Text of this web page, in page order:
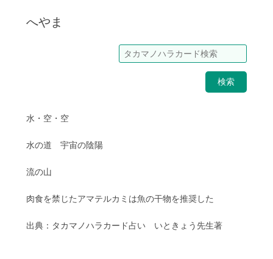
へやま
検索
水・空・空
水の道 宇宙の陰陽
流の山
肉食を禁じたアマテルカミは魚の干物を推奨した
出典：タカマノハラカード占い いときょう先生著